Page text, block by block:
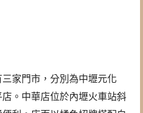
家門市，分別為中壢元化
。中華店位於內壢火車站斜